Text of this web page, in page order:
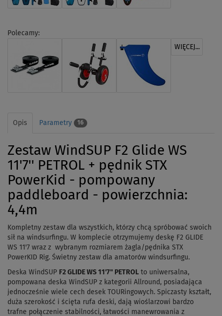
Polecamy:
WIĘCEJ...
Opis Parametry 16
Zestaw WindSUP F2 Glide WS
11'7'' PETROL + pędnik STX
PowerKid - pompowany
paddleboard - powierzchnia:
4,4m
Kompletny zestaw dla wszystkich, którzy chcą spróbować swoich
sił na windsurfingu. W komplecie otrzymujemy deskę F2 GLIDE
WS 11'7 wraz z wybranym rozmiarem żagla/pędnika STX
PowerKID Rig. Świetny zestaw dla amatorów windsurfingu.
Deska WindSUP F2 GLIDE WS 11'7" PETROL to uniwersalna,
pompowana deska WindSUP z kategorii Allround, posiadająca
jednocześnie wiele cech desek TOURingowych. Spiczasty kształt,
duża szerokość i ścięta rufa deski, dają wioślarzowi bardzo
trafne połączenie stabilności, łatwości manewrowania z